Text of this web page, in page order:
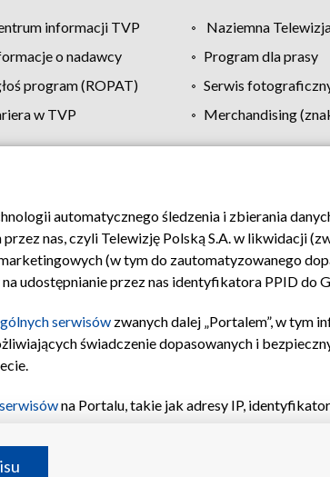
informacji TVP Naziemna
o nadawcy
Program dla prasy
program (ROPAT)
Serwis
w TVP
Merchandising
Moje zgody Pomoc Biuro reklamy
automatycznego śledzenia i zbierania
nas, czyli Telewizję Polską S.A. w likwidacji
(w tym do zautomatyzowanego
udostępnianie przez nas identyfikatora PPID do
serwisów zwanych dalej „Portalem”, w tym
świadczenie dopasowanych i
na Portalu, takie jak adresy IP,
na urządzeniu lub dostęp do nich, wyboru
treści, wyboru spersonalizowanych treści,